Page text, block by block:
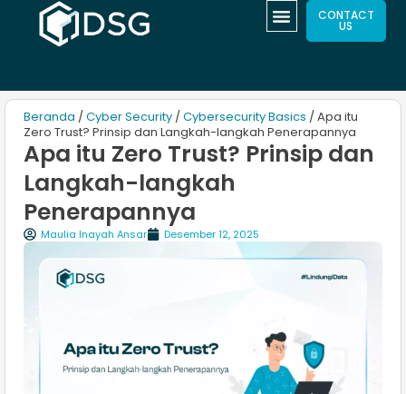
CONTACT
US
Beranda / Cyber Security / Cybersecurity Basics / Apa itu
Zero Trust? Prinsip dan Langkah-langkah Penerapannya
Apa itu Zero Trust? Prinsip dan
Langkah-langkah
Penerapannya
Maulia Inayah Ansar Desember 12, 2025